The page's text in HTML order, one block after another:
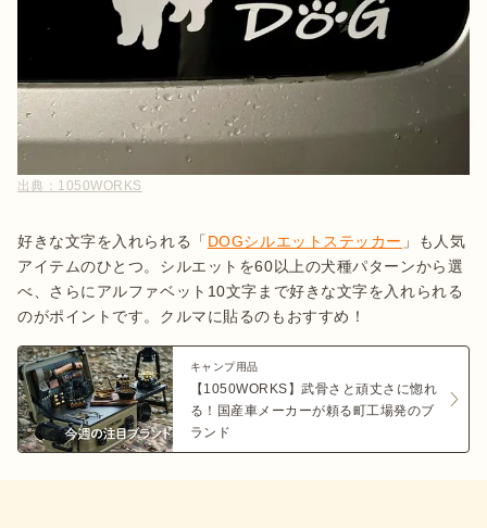
出典： 1050WORKS
好きな文字を入れられる「 DOGシルエットステッカー 」も人気
アイテムのひとつ。シルエットを60以上の犬種パターンから選
べ、さらにアルファベット10文字まで好きな文字を入れられる
のがポイントです。クルマに貼るのもおすすめ！
キャンプ用品
【1050WORKS】武骨さと頑丈さに惚れ
る！国産車メーカーが頼る町工場発のブ
ランド